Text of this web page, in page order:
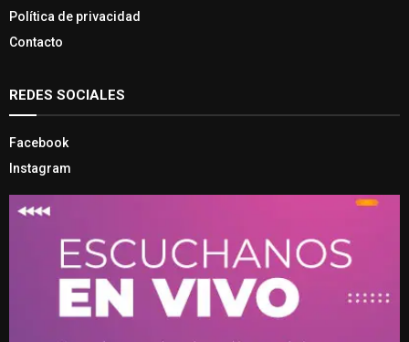
Política de privacidad
Contacto
REDES SOCIALES
Facebook
Instagram